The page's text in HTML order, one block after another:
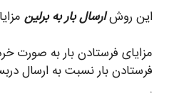
این روشارسال بار به برلین
مزایای فرستادن بار به صورت
فرستادن بار نسبت به ارسال
.